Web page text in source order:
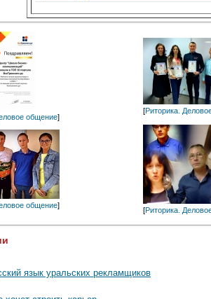
общение]
[Риторика.
общение]
[Риторика.
язык уральских рекламщиков